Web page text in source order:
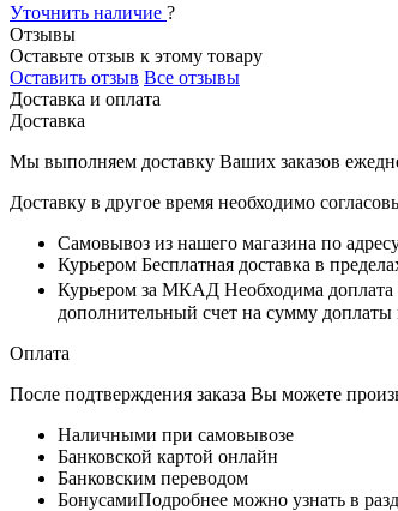
Уточнить наличие ?
Отзывы
Оставьте отзыв к этому товару
Оставить отзыв Все отзывы
Доставка и оплата
Доставка
Мы выполняем доставку Ваших заказов
Доставку в другое время необходимо
Самовывоз из нашего магазина по
Курьером Бесплатная доставка в
Курьером за МКАД Необходима доплата
дополнительный счет на сумму доплаты
Оплата
После подтверждения заказа Вы можете
Наличными при самовывозе
Банковской картой онлайн
Банковским переводом
БонусамиПодробнее можно узнать в